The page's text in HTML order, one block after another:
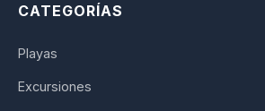
CATEGORÍAS
Playas
Excursiones